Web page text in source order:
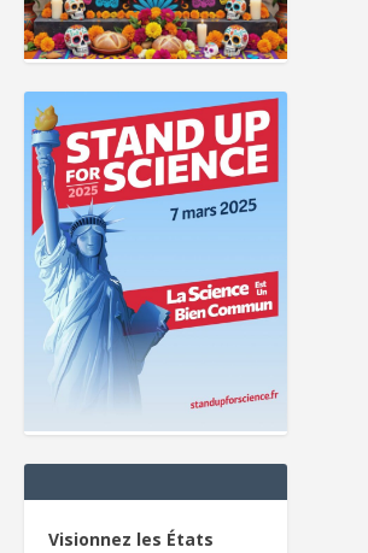
Visionnez les États